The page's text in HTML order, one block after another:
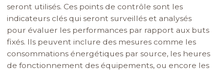
seront utilisés. Ces points de contrôle sont les
indicateurs clés qui seront surveillés et analysés
pour évaluer les performances par rapport aux buts
fixés. Ils peuvent inclure des mesures comme les
consommations énergétiques par source, les heures
de fonctionnement des équipements, ou encore les